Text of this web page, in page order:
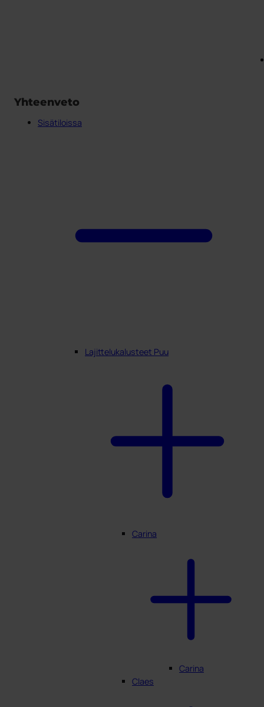
Yhteenveto
Sisätiloissa
Lajittelukalusteet Puu
Carina
Carina
Claes